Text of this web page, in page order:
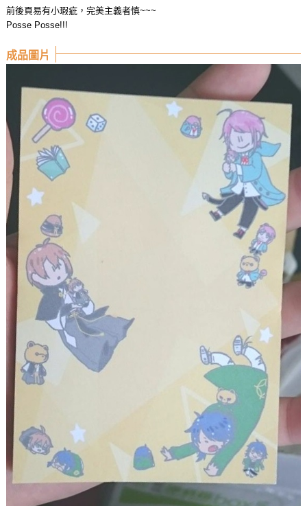
前後頁易有小瑕疵，完美主義者慎~~~
Posse Posse!!!
成品圖片